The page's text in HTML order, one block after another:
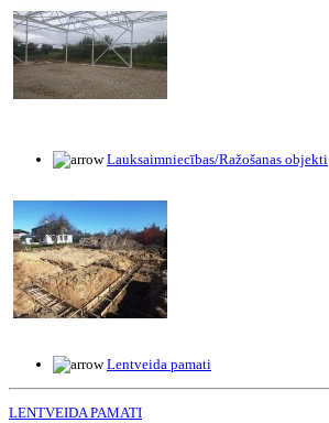
Lauksaimniecības/Ražošanas objekti
Lentveida pamati
LENTVEIDA PAMATI